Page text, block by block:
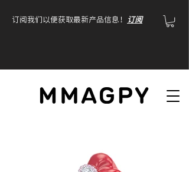
订阅我们以便获取最新产品信息！ 订阅